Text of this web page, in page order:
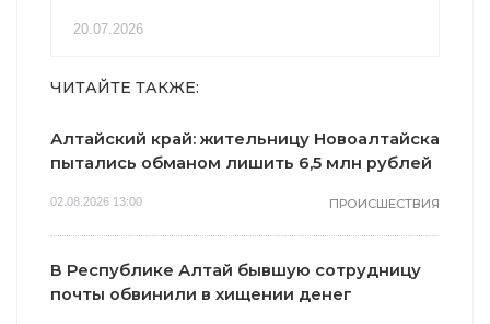
20.07.2026
ЧИТАЙТЕ ТАКЖЕ:
Алтайский край: жительницу Новоалтайска
пытались обманом лишить 6,5 млн рублей
02.08.2026 13:00 ПРОИСШЕСТВИЯ
В Республике Алтай бывшую сотрудницу
почты обвинили в хищении денег